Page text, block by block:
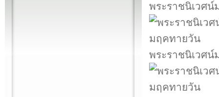
พระราชนิเวศ
พระราชนิเวศ